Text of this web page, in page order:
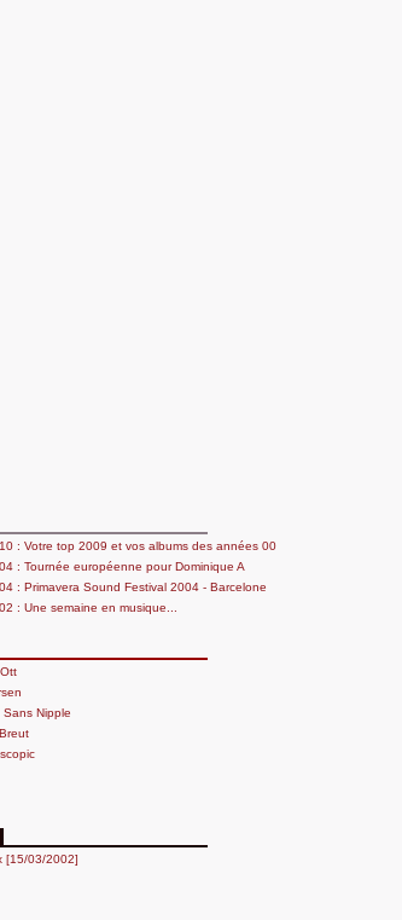
: Votre top 2009 et vos albums des années 00
: Tournée européenne pour Dominique A
: Primavera Sound Festival 2004 - Barcelone
: Une semaine en musique...
Sans Nipple
[15/03/2002]